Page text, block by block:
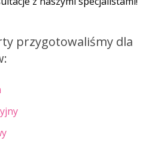
przygotowaliśmy dla